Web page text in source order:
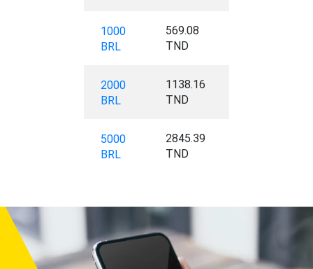
1000
BRL
569.08
TND
2000
BRL
1138.16
TND
5000
BRL
2845.39
TND